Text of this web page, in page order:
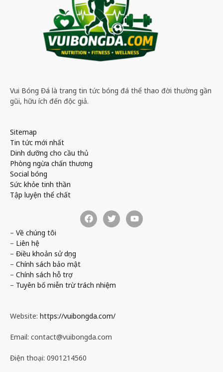
Vui Bóng Đá là trang tin tức bóng đá thể thao đời thường gần
gũi, hữu ích đến độc giả.
Sitemap
Tin tức mới nhất
Dinh dưỡng cho cầu thủ
Phòng ngừa chấn thương
Social bóng
Sức khỏe tinh thần
Tập luyện thể chất
– Về chúng tôi
– Liên hệ
– Điều khoản sử dụng
– Chính sách bảo mật
– Chính sách hỗ trợ
– Tuyên bố miễn trừ trách nhiệm
Website: https://vuibongda.com/
Email: contact@vuibongda.com
Điện thoại: 0901214560